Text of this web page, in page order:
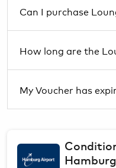
Can I purchase
How long are the
My Voucher has